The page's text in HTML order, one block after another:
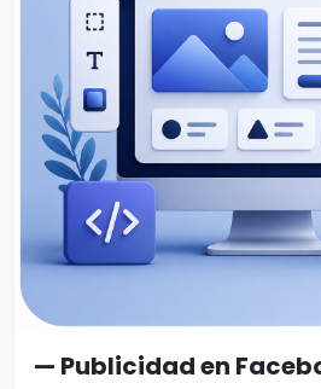
— Publicidad en